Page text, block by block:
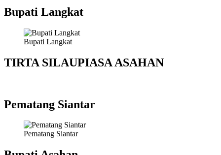
Bupati Langkat
Bupati Langkat
TIRTA SILAUPIASA ASAHAN
Pematang Siantar
Pematang Siantar